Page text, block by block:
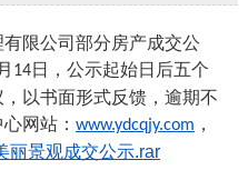
限公司部分房产成交公
14日，公示起始日后五个
以书面形式反馈，逾期不
网站： www.ydcqjy.com ，
丽景观成交公示.rar